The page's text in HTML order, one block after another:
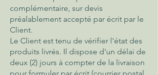
complémentaire, sur devis
préalablement accepté par écrit par le
Client.
Le Client est tenu de vérifier l'état des
produits livrés. Il dispose d'un délai de
deux (2) jours à compter de la livraison